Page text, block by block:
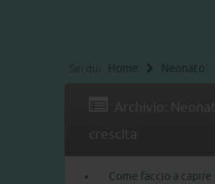
Sei qui: Home Neonato
crescita
Come faccio a capire